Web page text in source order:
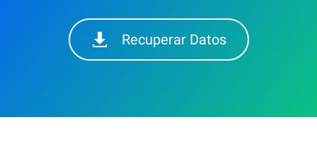
Recuperar Datos